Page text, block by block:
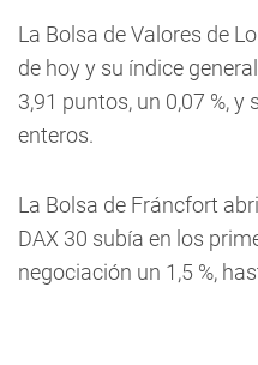
La Bolsa de Valores de
de hoy y su índice
3,91 puntos, un 0,07 %, y
enteros.
La Bolsa de Fráncfort
DAX 30 subía en los
negociación un 1,5 %,